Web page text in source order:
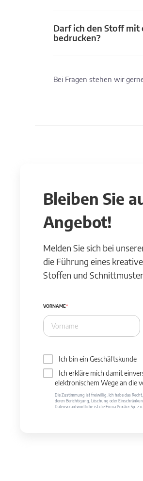
Darf ich den Stoff
bedrucken?
Bei Fragen stehen wir
Bleiben Sie
Angebot!
Melden Sie sich bei
die Führung eines
Stoffen und
VORNAME
Ich bin ein Geschäftskunde
Ich erkläre mich damit
elektronischem Wege an die
Die Zustimmung ist freiwillig. Ich habe das
deren Berichtigung, Löschung oder
Datenverantwortliche ist die Firma Prosker Sp. z